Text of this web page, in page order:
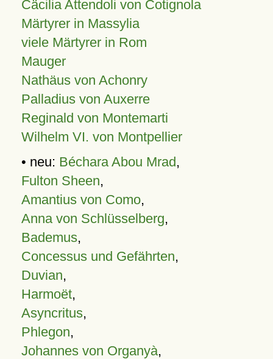
Cäcilia Attendoli von Cotignola
Märtyrer in Massylia
viele Märtyrer in Rom
Mauger
Nathäus von Achonry
Palladius von Auxerre
Reginald von Montemarti
Wilhelm VI. von Montpellier
• neu: Béchara Abou Mrad,
Fulton Sheen,
Amantius von Como,
Anna von Schlüsselberg,
Bademus,
Concessus und Gefährten,
Duvian,
Harmoët,
Asyncritus,
Phlegon,
Johannes von Organyà,